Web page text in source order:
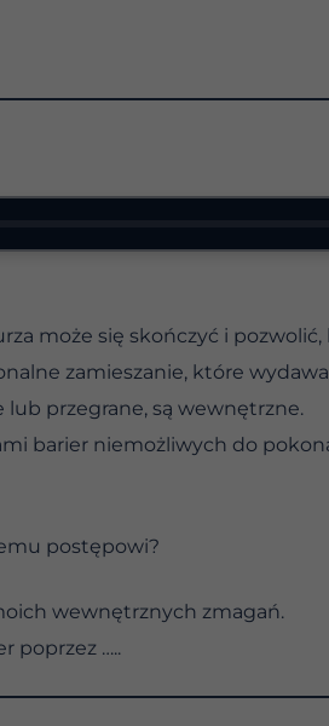
może się skończyć i pozwolić,
zamieszanie, które
przegrane, są wewnętrzne.
barier niemożliwych do
postępowi?
wewnętrznych zmagań.
poprzez …..